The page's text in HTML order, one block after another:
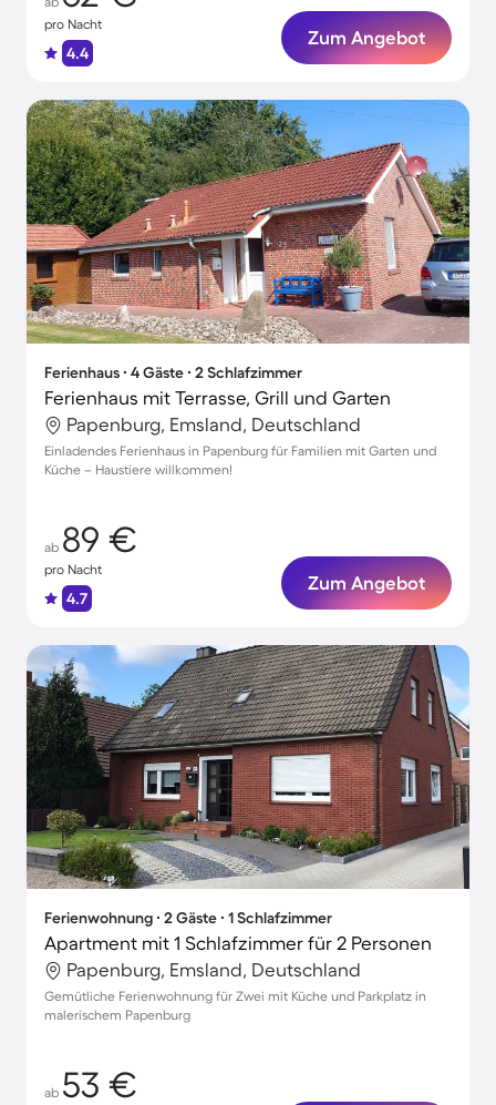
pro Nacht
4.4
Zum Angebot
Ferienhaus ∙ 4 Gäste ∙ 2 Schlafzimmer
Ferienhaus mit Terrasse, Grill und Garten
Papenburg, Emsland, Deutschland
Einladendes Ferienhaus in Papenburg für Familien mit Garten und
Küche – Haustiere willkommen!
ab 89 €
pro Nacht
4.7
Zum Angebot
Ferienwohnung ∙ 2 Gäste ∙ 1 Schlafzimmer
Apartment mit 1 Schlafzimmer für 2 Personen
Papenburg, Emsland, Deutschland
Gemütliche Ferienwohnung für Zwei mit Küche und Parkplatz in
malerischem Papenburg
ab 53 €